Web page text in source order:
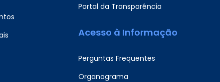
Portal da Transparência
Acesso à Informação
Perguntas Frequentes
Organograma